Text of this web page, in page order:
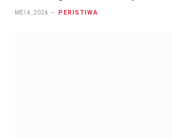
MEI 4, 2024 PERISTIWA